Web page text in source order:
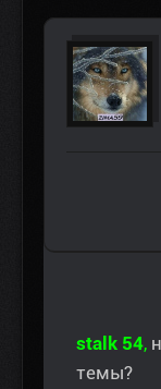
stalk 54,
темы?